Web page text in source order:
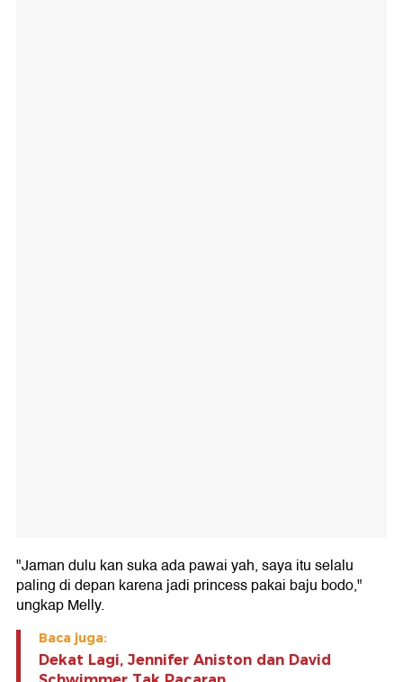
"Jaman dulu kan suka ada pawai yah, saya itu selalu
paling di depan karena jadi princess pakai baju bodo,"
ungkap Melly.
Baca juga:
Dekat Lagi, Jennifer Aniston dan David